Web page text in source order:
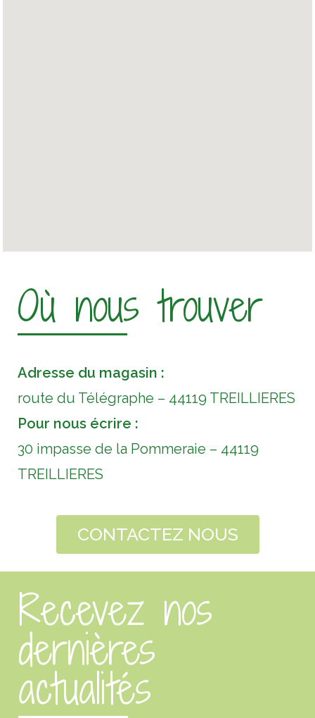
Où nous trouver
Adresse du magasin :
route du Télégraphe – 44119 TREILLIERES
Pour nous écrire :
30 impasse de la Pommeraie – 44119
TREILLIERES
CONTACTEZ NOUS
Recevez nos
dernières
actualités